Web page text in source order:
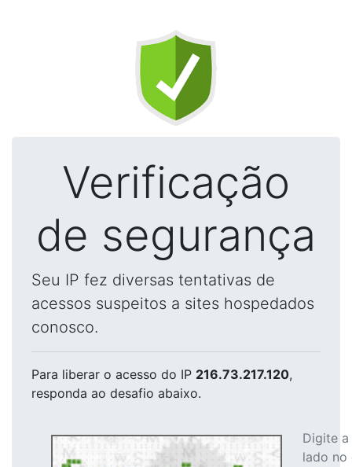
Verificação
de segurança
Seu IP fez diversas tentativas de
acessos suspeitos a sites hospedados
conosco.
Para liberar o acesso do IP 216.73.217.120,
responda ao desafio abaixo.
Digite
lado no